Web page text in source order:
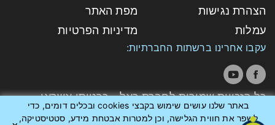
באתר שלנו עושים שימוש בקבצי cookies ובכלים דומים, כדי
לשפר את חווית הגלישה, וכן למטרות אבטחת מידע, סטטיסטיקה,
הצהרת נגישות
מפת האתר
עמלות
מדיניות הפרטיות
עקבו אחרינו ברשתות החברתיות:
כל הזכויות שמורות לחברת כאל - כרטיסי אשראי
לישראל בע"מ